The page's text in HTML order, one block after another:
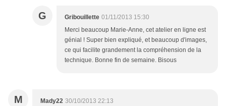
G Gribouillette 01/11/2013 15:30
Merci beaucoup Marie-Anne, cet atelier en ligne est
génial ! Super bien expliqué, et beaucoup d'images,
ce qui facilite grandement la compréhension de la
technique. Bonne fin de semaine. Bisous
M Mady22 30/10/2013 22:13